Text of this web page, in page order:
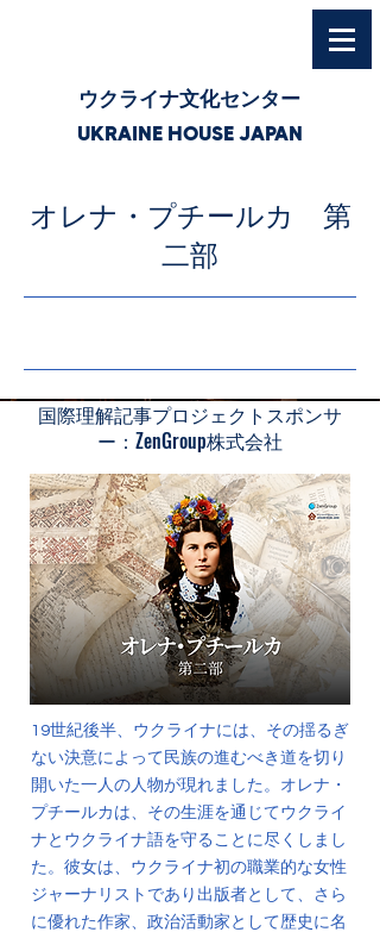
ウクライナ文化センター
UKRAINE HOUSE JAPAN
オレナ・プチールカ 第
二部
国際理解記事プロジェクトスポンサ
ー：ZenGroup株式会社
19世紀後半、ウクライナには、その揺るぎ
ない決意によって民族の進むべき道を切り
開いた一人の人物が現れました。オレナ・
プチールカは、その生涯を通じてウクライ
ナとウクライナ語を守ることに尽くしまし
た。彼女は、ウクライナ初の職業的な女性
ジャーナリストであり出版者として、さら
に優れた作家、政治活動家として歴史に名